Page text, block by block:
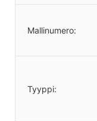
Mallinumero:
Tyyppi: